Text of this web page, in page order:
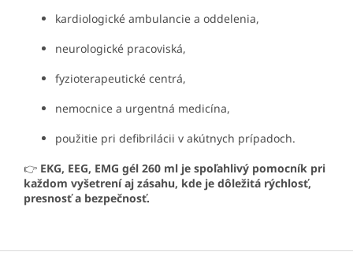
kardiologické ambulancie a oddelenia,
neurologické pracoviská,
fyzioterapeutické centrá,
nemocnice a urgentná medicína,
použitie pri defibrilácii v akútnych prípadoch.
👉 EKG, EEG, EMG gél 260 ml je spoľahlivý pomocník pri
každom vyšetrení aj zásahu, kde je dôležitá rýchlosť,
presnosť a bezpečnosť.
Z